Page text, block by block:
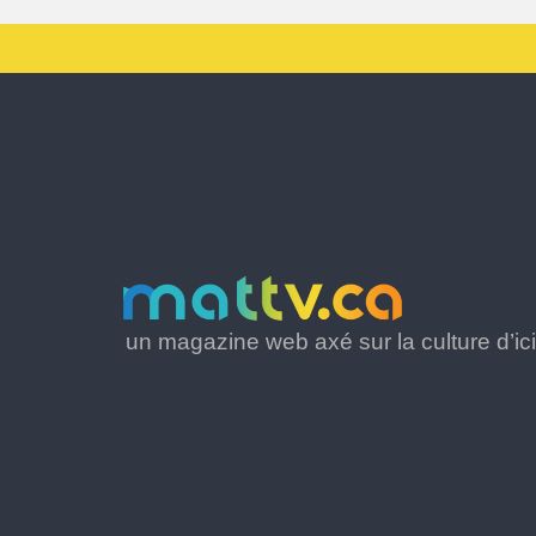
un magazine web axé sur la culture d’ici